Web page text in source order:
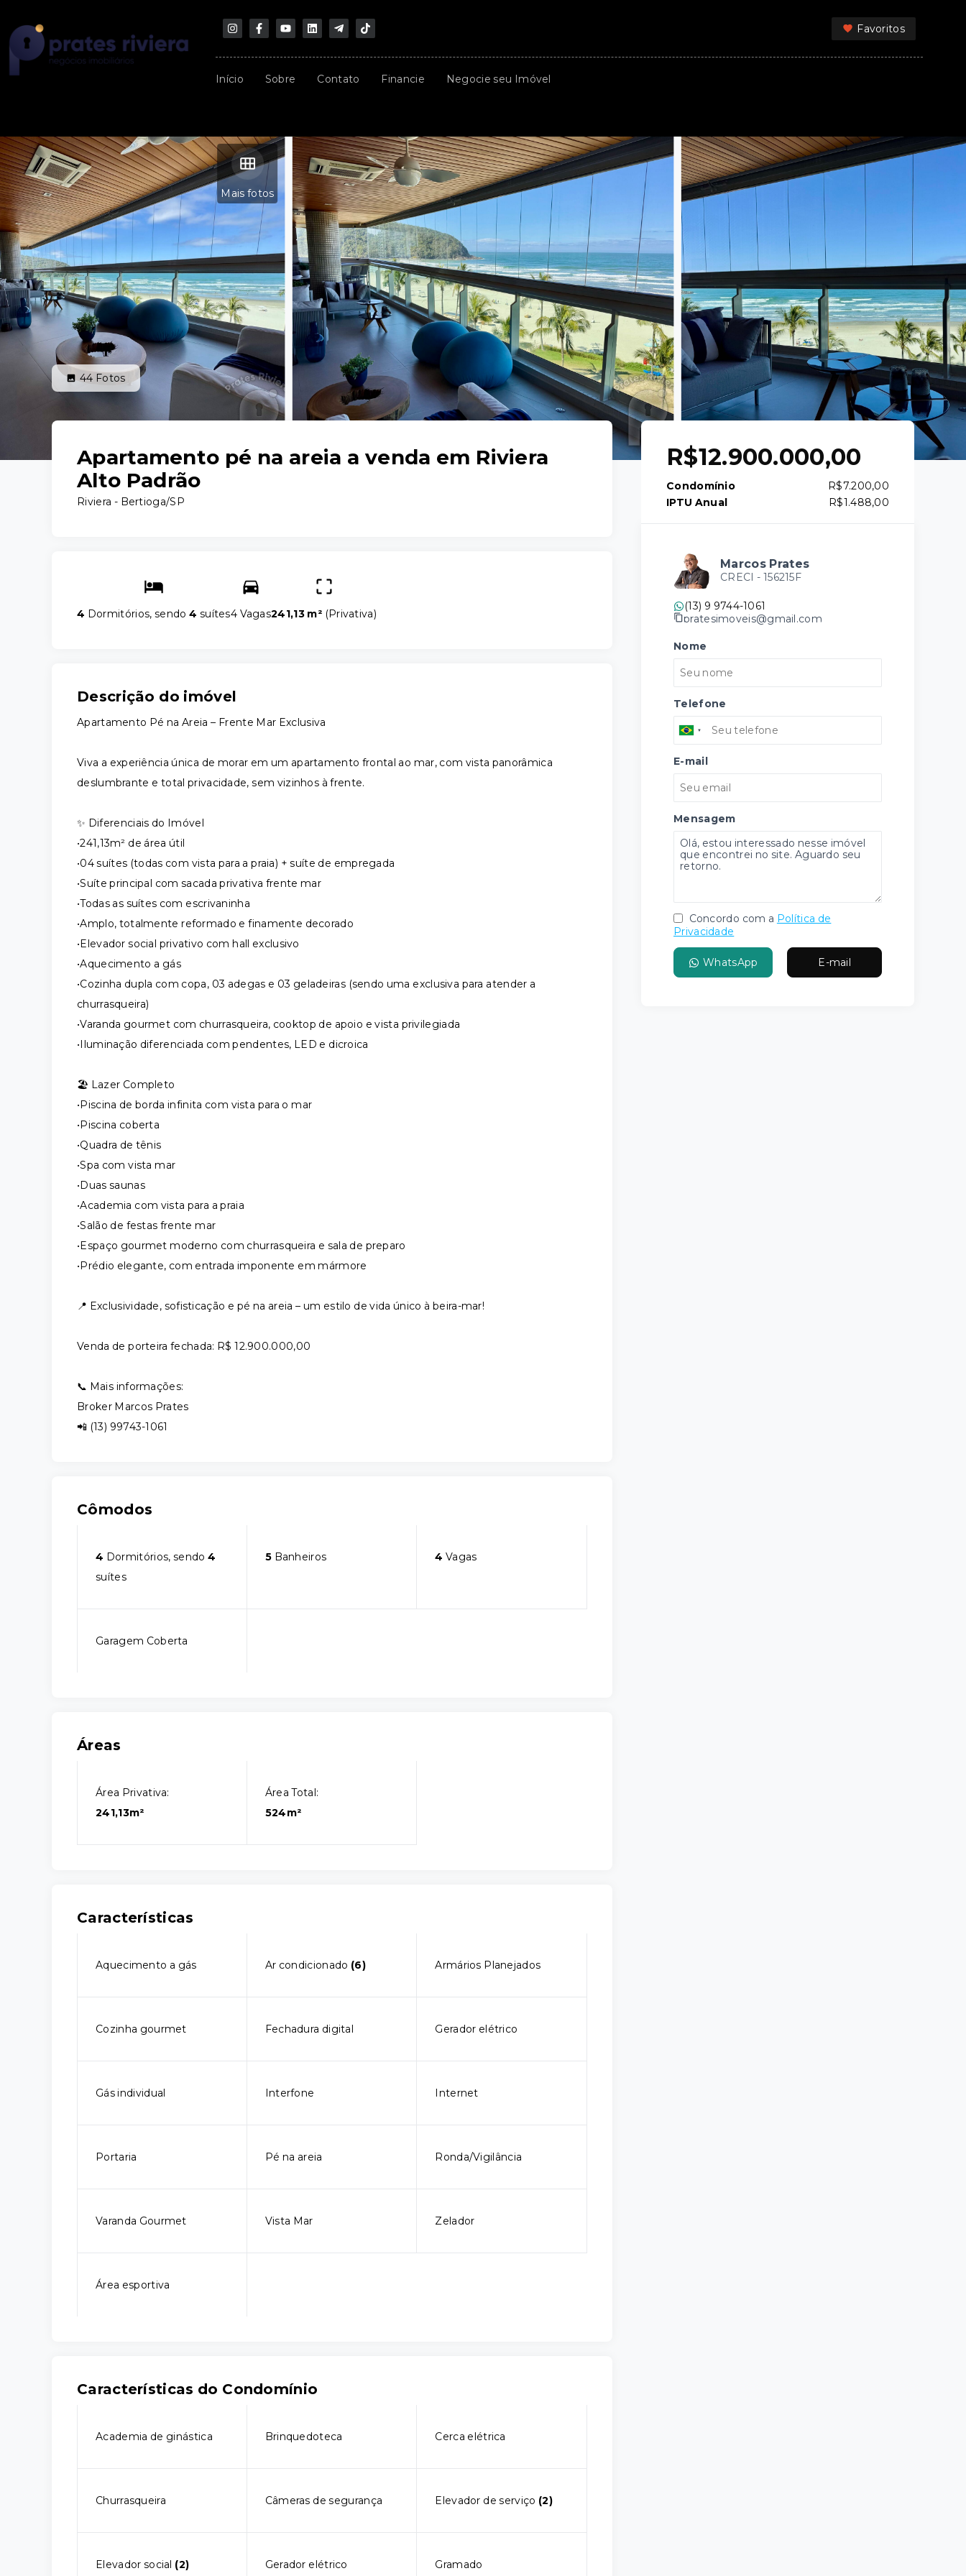
Favoritos
Início Sobre Contato Financie Negocie seu Imóvel
Mais fotos
44 Fotos
Apartamento pé na areia a venda em Riviera
Alto Padrão
Riviera - Bertioga/SP
4 Dormitórios, sendo4 suítes4 Vagas241,13 m² (Privativa)
Descrição do imóvel
Apartamento Pé na Areia – Frente Mar Exclusiva
Viva a experiência única de morar em um apartamento frontal ao mar, com vista panorâmica
deslumbrante e total privacidade, sem vizinhos à frente.
✨ Diferenciais do Imóvel
•241,13m² de área útil
•04 suítes (todas com vista para a praia) + suíte de empregada
•Suíte principal com sacada privativa frente mar
•Todas as suítes com escrivaninha
•Amplo, totalmente reformado e finamente decorado
•Elevador social privativo com hall exclusivo
•Aquecimento a gás
•Cozinha dupla com copa, 03 adegas e 03 geladeiras (sendo uma exclusiva para atender a
churrasqueira)
•Varanda gourmet com churrasqueira, cooktop de apoio e vista privilegiada
•Iluminação diferenciada com pendentes, LED e dicroica
🏖️ Lazer Completo
•Piscina de borda infinita com vista para o mar
•Piscina coberta
•Quadra de tênis
•Spa com vista mar
•Duas saunas
•Academia com vista para a praia
•Salão de festas frente mar
•Espaço gourmet moderno com churrasqueira e sala de preparo
•Prédio elegante, com entrada imponente em mármore
📍 Exclusividade, sofisticação e pé na areia – um estilo de vida único à beira-mar!
Venda de porteira fechada: R$ 12.900.000,00
📞 Mais informações:
Broker Marcos Prates
📲 (13) 99743-1061
Cômodos
4 Dormitórios, sendo4
suítes
5Banheiros 4 Vagas
Garagem Coberta
Áreas
Área Privativa:
241,13m²
Área Total:
524m²
Características
Aquecimento a gás Ar condicionado (6) Armários Planejados
Cozinha gourmet Fechadura digital Gerador elétrico
Gás individual Interfone Internet
Portaria Pé na areia Ronda/Vigilância
Varanda Gourmet Vista Mar Zelador
Área esportiva
Características do Condomínio
Academia de ginástica Brinquedoteca Cerca elétrica
Churrasqueira Câmeras de segurança Elevador de serviço (2)
Elevador social (2) Gerador elétrico Gramado
R$12.900.000,00
Condomínio
R$7.200,00
IPTU Anual
R$1.488,00
Marcos Prates
CRECI - 156215F
(13) 9 9744-1061
pratesimoveis@gmail.com
Nome
Telefone
E-mail
Mensagem
Concordo com a Política de
Privacidade
WhatsApp E-mail